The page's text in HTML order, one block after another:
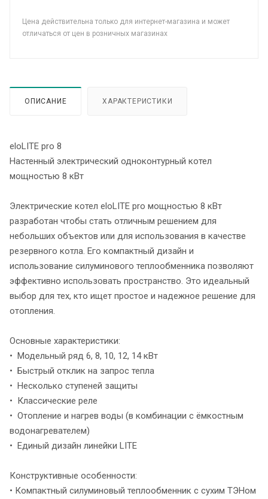
Цена действительна только для интернет-магазина и может
отличаться от цен в розничных магазинах
ОПИСАНИЕ ХАРАКТЕРИСТИКИ
eloLITE pro 8
Настенный электрический одноконтурный котел
мощностью 8 кВт
Электрические котел eloLITE pro мощностью 8 кВт
разработан чтобы стать отличным решением для
небольших объектов или для использования в качестве
резервного котла. Его компактный дизайн и
использование силуминового теплообменника позволяют
эффективно использовать пространство. Это идеальный
выбор для тех, кто ищет простое и надежное решение для
отопления.
Основные характеристики:
• Модельный ряд 6, 8, 10, 12, 14 кВт
• Быстрый отклик на запрос тепла
• Несколько ступеней защиты
• Классические реле
• Отопление и нагрев воды (в комбинации с ёмкостным
водонагревателем)
• Единый дизайн линейки LITE
Конструктивные особенности:
• Компактный силуминовый теплообменник с сухим ТЭНом